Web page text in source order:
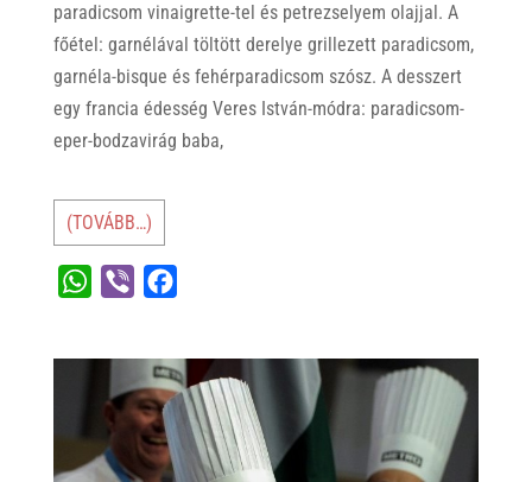
paradicsom vinaigrette-tel és petrezselyem olajjal. A
főétel: garnélával töltött derelye grillezett paradicsom,
garnéla-bisque és fehérparadicsom szósz. A desszert
egy francia édesség Veres István-módra: paradicsom-
eper-bodzavirág baba,
(TOVÁBB…)
r
e
b